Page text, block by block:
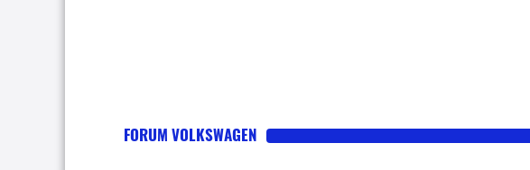
FORUM VOLKSWAGEN